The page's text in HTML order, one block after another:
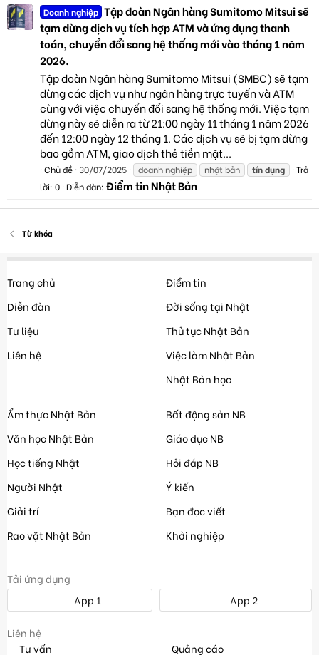
Doanh nghiệp Tập đoàn Ngân hàng Sumitomo Mitsui sẽ
tạm dừng dịch vụ tích hợp ATM và ứng dụng thanh
toán, chuyển đổi sang hệ thống mới vào tháng 1 năm
2026.
Tập đoàn Ngân hàng Sumitomo Mitsui (SMBC) sẽ tạm
dừng các dịch vụ như ngân hàng trực tuyến và ATM
cùng với việc chuyển đổi sang hệ thống mới. Việc tạm
dừng này sẽ diễn ra từ 21:00 ngày 11 tháng 1 năm 2026
đến 12:00 ngày 12 tháng 1. Các dịch vụ sẽ bị tạm dừng
bao gồm ATM, giao dịch thẻ tiền mặt...
Chủ đề 30/07/2025 doanh nghiệp nhật bản tíndụng
Trả
lời: 0 Diễn đàn: Điểm tin Nhật Bản
Từ khóa
Trang chủ
Diễn đàn
Tư liệu
Liên hệ
Điểm tin
Đời sống tại Nhật
Thủ tục Nhật Bản
Việc làm Nhật Bản
Nhật Bản học
Ẩm thực Nhật Bản
Văn học Nhật Bản
Học tiếng Nhật
Người Nhật
Giải trí
Rao vặt Nhật Bản
Bất động sản NB
Giáo dục NB
Hỏi đáp NB
Ý kiến
Bạn đọc viết
Khởi nghiệp
Tải ứng dụng
App 1
App 2
Liên hệ
Tư vấn
Quảng cáo